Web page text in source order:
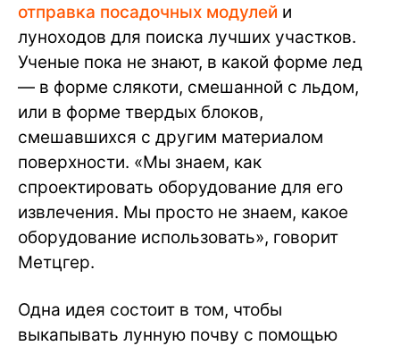
отправка посадочных модулей и
луноходов для поиска лучших участков.
Ученые пока не знают, в какой форме лед
— в форме слякоти, смешанной с льдом,
или в форме твердых блоков,
смешавшихся с другим материалом
поверхности. «Мы знаем, как
спроектировать оборудование для его
извлечения. Мы просто не знаем, какое
оборудование использовать», говорит
Метцгер.
Одна идея состоит в том, чтобы
выкапывать лунную почву с помощью